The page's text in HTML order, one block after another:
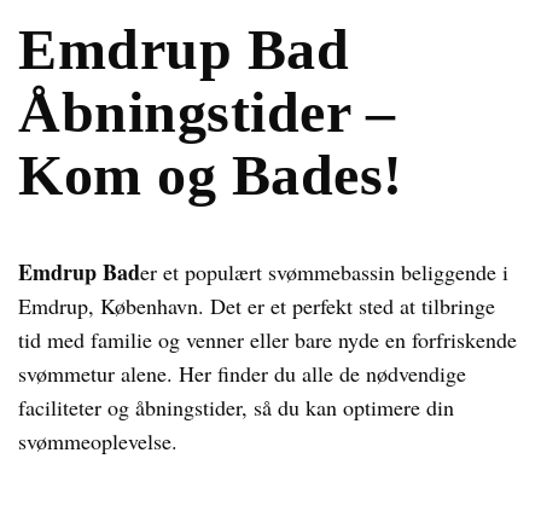
Emdrup Bad
Åbningstider –
Kom og Bades!
Emdrup Bader et populært svømmebassin beliggende i
Emdrup, København. Det er et perfekt sted at tilbringe
tid med familie og venner eller bare nyde en forfriskende
svømmetur alene. Her finder du alle de nødvendige
faciliteter og åbningstider, så du kan optimere din
svømmeoplevelse.